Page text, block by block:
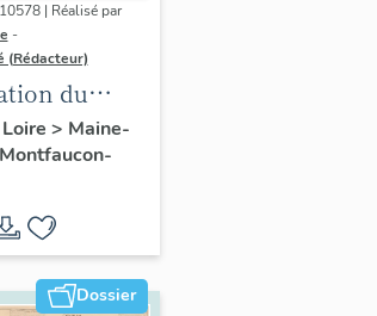
| Réalisé par
-
(Rédacteur)
du
de la
de
> Maine-
Montfaucon-
Dossier